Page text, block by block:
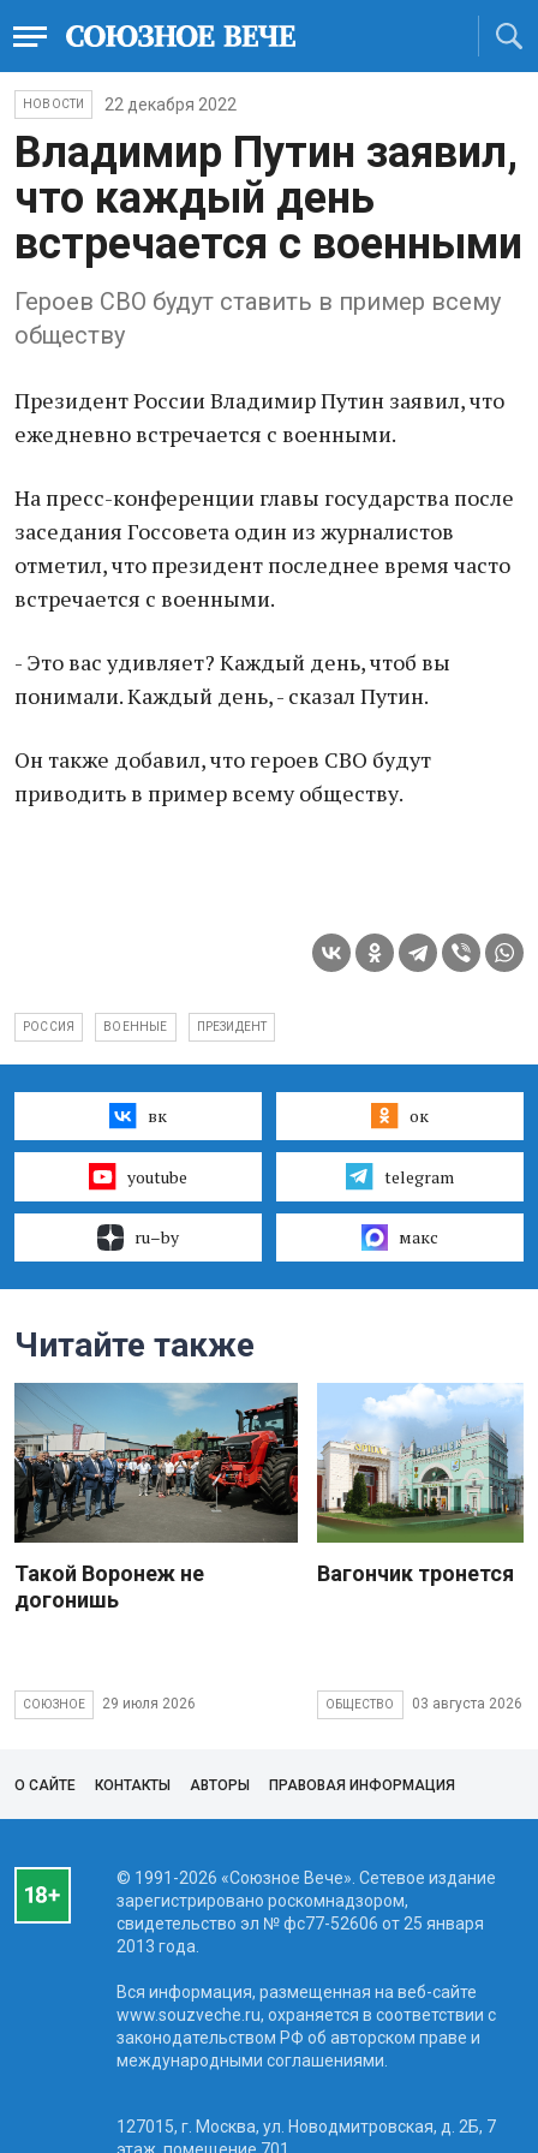
НОВОСТИ 22 декабря 2022
Владимир Путин заявил,
что каждый день
встречается с военными
Героев СВО будут ставить в пример всему
обществу
Президент России Владимир Путин заявил, что
ежедневно встречается с военными.
На пресс-конференции главы государства после
заседания Госсовета один из журналистов
отметил, что президент последнее время часто
встречается с военными.
- Это вас удивляет? Каждый день, чтоб вы
понимали. Каждый день, - сказал Путин.
Он также добавил, что героев СВО будут
приводить в пример всему обществу.
РОССИЯ ВОЕННЫЕ ПРЕЗИДЕНТ
вк ок
youtube telegram
ru–by макс
Читайте также
Такой Воронеж не
догонишь
СОЮЗНОЕ 29 июля 2026
Вагончик тронется
ОБЩЕСТВО 03 августа 2026
О САЙТЕ КОНТАКТЫ АВТОРЫ ПРАВОВАЯ ИНФОРМАЦИЯ
© 1991-2026 «Союзное Вече». Сетевое издание
зарегистрировано роскомнадзором,
свидетельство эл № фc77-52606 от 25 января
2013 года.
Вся информация, размещенная на веб-сайте
www.souzveche.ru, охраняется в соответствии с
законодательством РФ об авторском праве и
международными соглашениями.
127015, г. Москва, ул. Новодмитровская, д. 2Б, 7
этаж, помещение 701